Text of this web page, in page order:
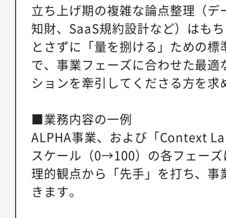
立ち上げ期の複雑な論点整理（
知財、SaaS規約設計など）はも
とさずに「量を捌ける」ための
で、事業フェーズに合わせた最
ションを牽引してくださる方を求
■業務内容の一例
ALPHA事業、および「Context
スケール（0→100）の各フェー
理的観点から「先手」を打ち、
きます。